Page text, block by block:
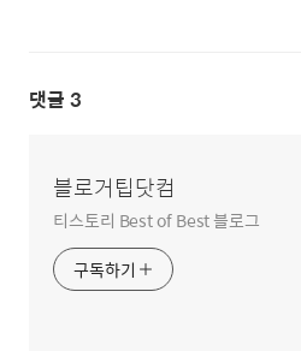
댓글 3
블로거팁닷컴
티스토리 Best of Best 블로그
구독하기